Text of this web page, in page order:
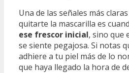
Una de las señales más
quitarte la mascarilla es
ese frescor inicial, sino que
se siente pegajosa. Si notas
adhiere a tu piel más de lo
que haya llegado la hora de